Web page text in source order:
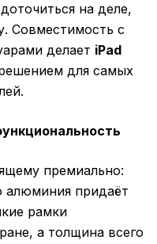
на деле,
Совместимость с
делает iPad
для самых
премиально:
алюминия придаёт
рамки
а толщина всего